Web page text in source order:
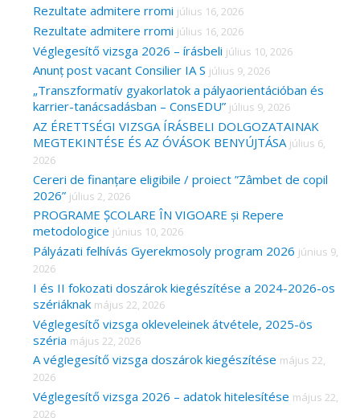
:Rezultate admitere rromi július 16, 2026
Rezultate admitere rromi július 16, 2026
Véglegesítő vizsga 2026 – írásbeli július 10, 2026
Anunț post vacant Consilier IA S július 9, 2026
„Transzformatív gyakorlatok a pályaorientációban és
karrier-tanácsadásban – ConsEDU” július 9, 2026
AZ ÉRETTSÉGI VIZSGA ÍRÁSBELI DOLGOZATAINAK
MEGTEKINTÉSE ÉS AZ ÓVÁSOK BENYÚJTÁSA július 6,
2026
Cereri de finanțare eligibile / proiect ”Zâmbet de copil
2026” július 2, 2026
PROGRAME ȘCOLARE ÎN VIGOARE și Repere
metodologice június 10, 2026
Pályázati felhívás Gyerekmosoly program 2026 június 9,
2026
I és II fokozati doszárok kiegészítése a 2024-2026-os
szériáknak május 22, 2026
Véglegesítő vizsga okleveleinek átvétele, 2025-ös
széria május 22, 2026
A véglegesítő vizsga doszárok kiegészítése május 22,
2026
Véglegesítő vizsga 2026 – adatok hitelesítése május 22,
2026